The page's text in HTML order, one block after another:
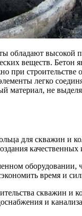
обладают высокой
веществ. Бетон
при строительстве
легко
материал, не
для скважин и
оборудовании,
время и
и